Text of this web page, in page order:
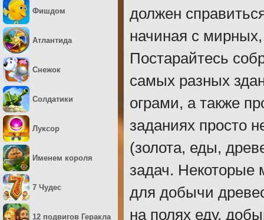
должен
начиная с
Постарайтесь
самых разных
ограми, а также
заданиях просто
(золота, еды,
задач. Некоторые
для добычи
на полях еду,
Фишдом
Атлантида
Снежок
Солдатики
Луксор
Именем короля
7 Чудес
12 подвигов Геракла